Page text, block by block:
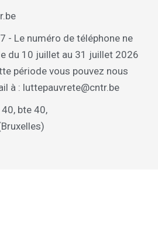
- Le numéro de téléphone ne
du 10 juillet au 31 juillet 2026
période vous pouvez nous
à : luttepauvrete@cntr.be
bte 40,